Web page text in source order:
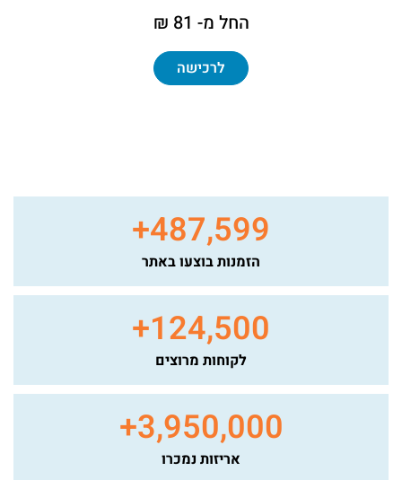
החל מ- 81 ₪
לרכישה
487,599
+
הזמנות בוצעו באתר
124,500
+
לקוחות מרוצים
3,950,000
+
אריזות נמכרו